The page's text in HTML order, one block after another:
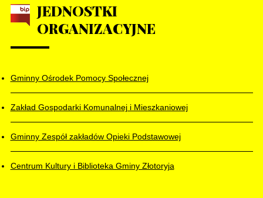
JEDNOSTKI
ORGANIZACYJNE
Gminny Ośrodek Pomocy Społecznej
Zakład Gospodarki Komunalnej i Mieszkaniowej
Gminny Zespół zakładów Opieki Podstawowej
Centrum Kultury i Biblioteka Gminy Złotoryja